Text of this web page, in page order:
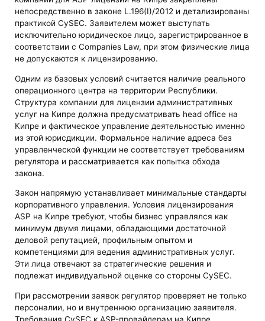
непосредственно в законе L.196(I)/2012 и детализированы
практикой CySEC. Заявителем может выступать
исключительно юридическое лицо, зарегистрированное в
соответствии с Companies Law, при этом физические лица
не допускаются к лицензированию.
Одним из базовых условий считается наличие реального
операционного центра на территории Республики.
Структура компании для лицензии административных
услуг на Кипре должна предусматривать head office на
Кипре и фактическое управление деятельностью именно
из этой юрисдикции. Формальное наличие адреса без
управленческой функции не соответствует требованиям
регулятора и рассматривается как попытка обхода
закона.
Закон напрямую устанавливает минимальные стандарты
корпоративного управления. Условия лицензирования
ASP на Кипре требуют, чтобы бизнес управлялся как
минимум двумя лицами, обладающими достаточной
деловой репутацией, профильным опытом и
компетенциями для ведения административных услуг.
Эти лица отвечают за стратегические решения и
подлежат индивидуальной оценке со стороны CySEC.
При рассмотрении заявок регулятор проверяет не только
персоналии, но и внутреннюю организацию заявителя.